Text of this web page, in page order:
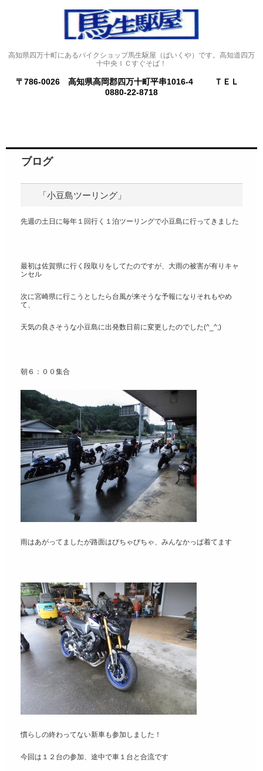
高知県四万十町にあるバイクショップ馬生駆屋（ばいくや）です。高知道四万
十中央ＩＣすぐそば！
〒786-0026 高知県高岡郡四万十町平串1016-4
ＴＥＬ
0880-22-8718
ブログ
「小豆島ツーリング」
先週の土日に毎年１回行く１泊ツーリングで小豆島に行ってきました
最初は佐賀県に行く段取りをしてたのですが、大雨の被害が有りキャ
ンセル
次に宮崎県に行こうとしたら台風が来そうな予報になりそれもやめ
て、
天気の良さそうな小豆島に出発数日前に変更したのでした(^_^;)
朝６：００集合
雨はあがってましたが路面はびちゃびちゃ、みんなかっぱ着てます
慣らしの終わってない新車も参加しました！
今回は１２台の参加、途中で車１台と合流です